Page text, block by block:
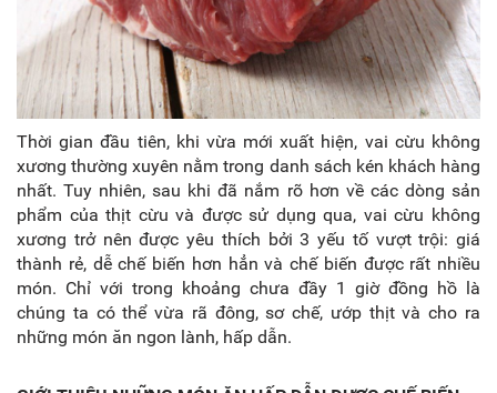
Thời gian đầu tiên, khi vừa mới xuất hiện, vai cừu không
xươngthường xuyên nằm trong danh sách kén khách hàng
nhất. Tuy nhiên, sau khi đã nắm rõ hơn về các dòng sản
phẩm của thịt cừu và được sử dụng qua, vai cừu không
xương trở nên được yêu thích bởi 3 yếu tố vượt trội: giá
thành rẻ, dễ chế biến hơn hẳn và chế biến được rất nhiều
món. Chỉ với trong khoảng chưa đầy 1 giờ đồng hồ là
chúng ta có thể vừa rã đông, sơ chế, ướp thịt và cho ra
những món ăn ngon lành, hấp dẫn.